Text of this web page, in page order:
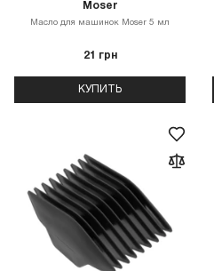
Moser
Масло для машинок Moser 5 мл
21 грн
КУПИТЬ